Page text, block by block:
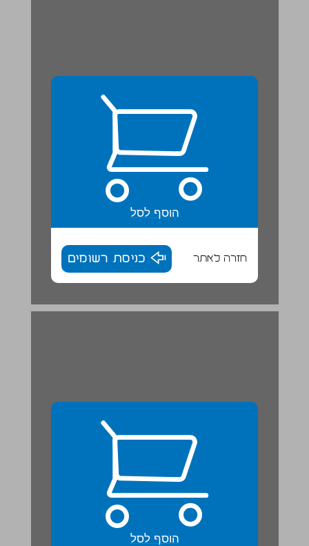
הוסף לסל
חזרה לאתר כניסת רשומים
הוסף לסל